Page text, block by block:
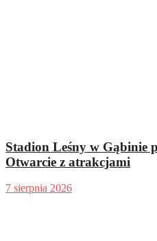
Stadion Leśny w Gąbinie
Otwarcie z atrakcjami
7 sierpnia 2026